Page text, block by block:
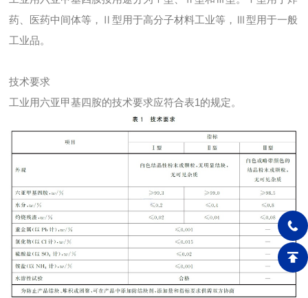
药、医药中间体等，Ⅱ型用于高分子材料工业等，Ⅲ型用于一般
工业品。
技术要求
工业用六亚甲基四胺的技术要求应符合表1的规定。